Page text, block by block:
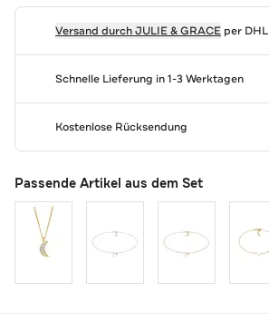
Versand durchJULIE & GRACEper DHL
Schnelle Lieferung in 1-3 Werktagen
Kostenlose Rücksendung
Passende Artikel aus dem Set